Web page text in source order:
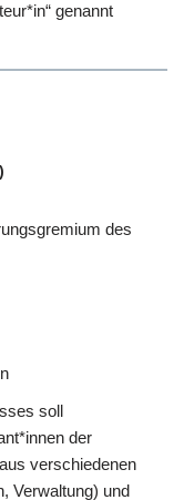
genannt
des
soll
der
verschiedenen
Verwaltung) und